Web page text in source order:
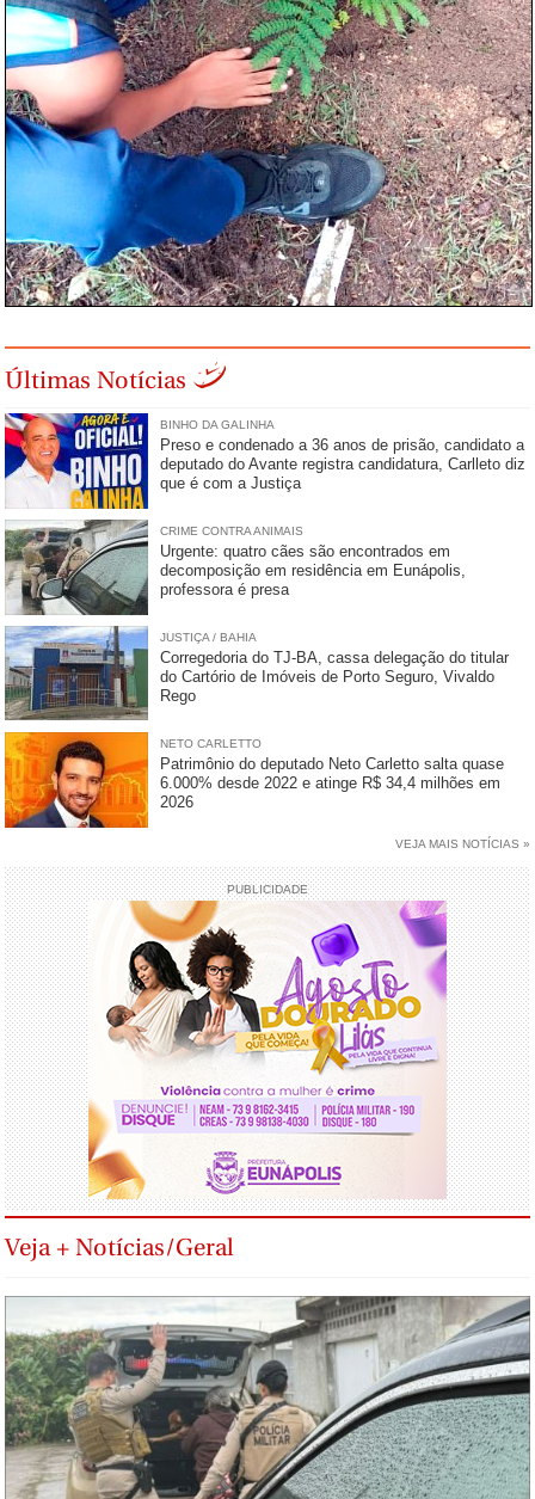
Últimas Notícias
BINHO DA GALINHA
Preso e condenado a 36 anos de prisão, candidato a
deputado do Avante registra candidatura, Carlleto diz
que é com a Justiça
CRIME CONTRA ANIMAIS
Urgente: quatro cães são encontrados em
decomposição em residência em Eunápolis,
professora é presa
JUSTIÇA / BAHIA
Corregedoria do TJ-BA, cassa delegação do titular
do Cartório de Imóveis de Porto Seguro, Vivaldo
Rego
NETO CARLETTO
Patrimônio do deputado Neto Carletto salta quase
6.000% desde 2022 e atinge R$ 34,4 milhões em
2026
VEJA MAIS NOTÍCIAS »
PUBLICIDADE
Veja + Notícias/Geral